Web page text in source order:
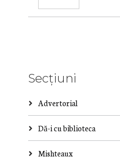
Secțiuni
Advertorial
Dă-i cu biblioteca
Mishteaux